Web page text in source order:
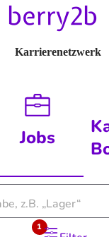
Karrierenetzwerk
Jobs
1